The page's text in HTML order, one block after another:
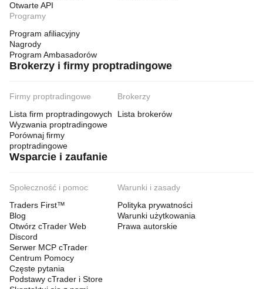
Otwarte API
Programy
Program afiliacyjny
Nagrody
Program Ambasadorów
Brokerzy i firmy proptradingowe
Firmy proptradingowe
Lista firm proptradingowych
Wyzwania proptradingowe
Porównaj firmy
proptradingowe
Brokerzy
Lista brokerów
Wsparcie i zaufanie
Społeczność i pomoc
Traders First™
Blog
Otwórz cTrader Web
Discord
Serwer MCP cTrader
Centrum Pomocy
Częste pytania
Podstawy cTrader i Store
Warunki i zasady
Polityka prywatności
Warunki użytkowania
Prawa autorskie